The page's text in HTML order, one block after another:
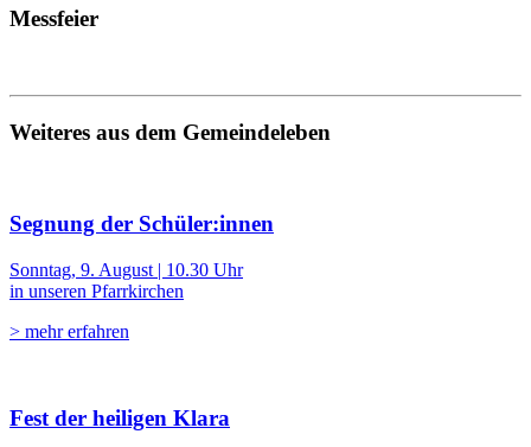
Messfeier
Weiteres aus dem Gemeindeleben
Segnung der Schüler:innen
Sonntag, 9. August | 10.30 Uhr
in unseren Pfarrkirchen
> mehr erfahren
Fest der heiligen Klara